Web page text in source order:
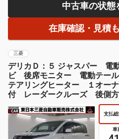
中古車の状態
在庫確認・見積
三菱
デリカＤ：５ ジャスパー
ビ 後席モニター 電動テー
テアリングヒーター １オー
付 レーダークルーズ 後側
支払
車